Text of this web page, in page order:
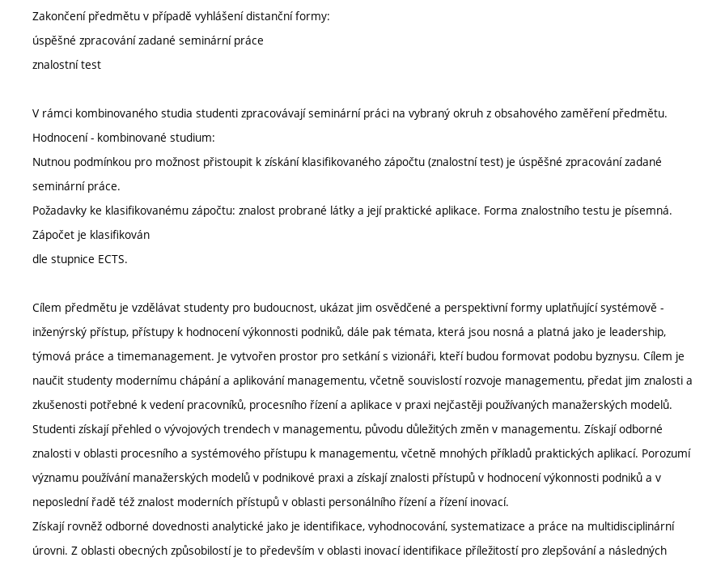
Zakončení předmětu v případě vyhlášení distanční formy:
úspěšné zpracování zadané seminární práce
znalostní test
V rámci kombinovaného studia studenti zpracovávají seminární práci na vybraný okruh z obsahového zaměření předmětu.
Hodnocení - kombinované studium:
Nutnou podmínkou pro možnost přistoupit k získání klasifikovaného zápočtu (znalostní test) je úspěšné zpracování zadané
seminární práce.
Požadavky ke klasifikovanému zápočtu: znalost probrané látky a její praktické aplikace. Forma znalostního testu je písemná.
Zápočet je klasifikován
dle stupnice ECTS.
Cílem předmětu je vzdělávat studenty pro budoucnost, ukázat jim osvědčené a perspektivní formy uplatňující systémově -
inženýrský přístup, přístupy k hodnocení výkonnosti podniků, dále pak témata, která jsou nosná a platná jako je leadership,
týmová práce a timemanagement. Je vytvořen prostor pro setkání s vizionáři, kteří budou formovat podobu byznysu. Cílem je
naučit studenty modernímu chápání a aplikování managementu, včetně souvislostí rozvoje managementu, předat jim znalosti a
zkušenosti potřebné k vedení pracovníků, procesního řízení a aplikace v praxi nejčastěji používaných manažerských modelů.
Studenti získají přehled o vývojových trendech v managementu, původu důležitých změn v managementu. Získají odborné
znalosti v oblasti procesního a systémového přístupu k managementu, včetně mnohých příkladů praktických aplikací. Porozumí
významu používání manažerských modelů v podnikové praxi a získají znalosti přístupů v hodnocení výkonnosti podniků a v
neposlední řadě též znalost moderních přístupů v oblasti personálního řízení a řízení inovací.
Získají rovněž odborné dovednosti analytické jako je identifikace, vyhodnocování, systematizace a práce na multidisciplinární
úrovni. Z oblasti obecných způsobilostí je to především v oblasti inovací identifikace příležitostí pro zlepšování a následných